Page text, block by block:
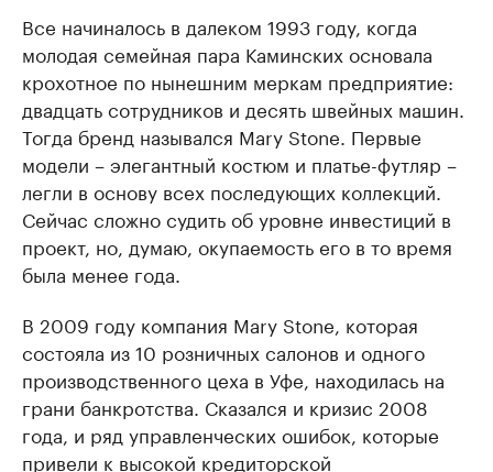
Все начиналось в далеком 1993 году, когда
молодая семейная пара Каминских основала
крохотное по нынешним меркам предприятие:
двадцать сотрудников и десять швейных машин.
Тогда бренд назывался Mary Stone. Первые
модели – элегантный костюм и платье-футляр –
легли в основу всех последующих коллекций.
Сейчас сложно судить об уровне инвестиций в
проект, но, думаю, окупаемость его в то время
была менее года.
В 2009 году компания Mary Stone, которая
состояла из 10 розничных салонов и одного
производственного цеха в Уфе, находилась на
грани банкротства. Сказался и кризис 2008
года, и ряд управленческих ошибок, которые
привели к высокой кредиторской